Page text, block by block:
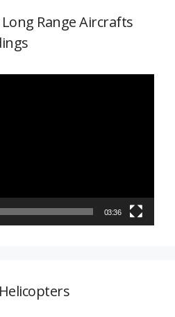
Range Aircrafts
03:36